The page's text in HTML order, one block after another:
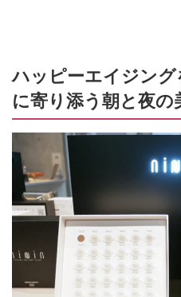
ハッピーエイジン
に寄り添う朝と夜の